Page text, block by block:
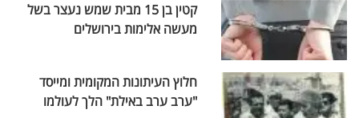
קטין בן 15 מבית שמש נעצר בשל
מעשה אלימות בירושלים
חלוץ העיתונות המקומית ומייסד
"ערב ערב באילת" הלך לעולמו